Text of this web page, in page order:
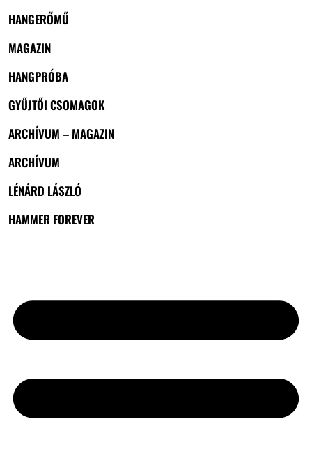
HANGERŐMŰ
MAGAZIN
HANGPRÓBA
GYŰJTŐI CSOMAGOK
ARCHÍVUM – MAGAZIN
ARCHÍVUM
LÉNÁRD LÁSZLÓ
HAMMER FOREVER